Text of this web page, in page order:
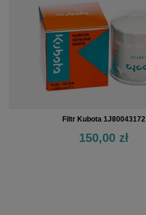
Filtr Kubota 1J80043172
150,00 zł